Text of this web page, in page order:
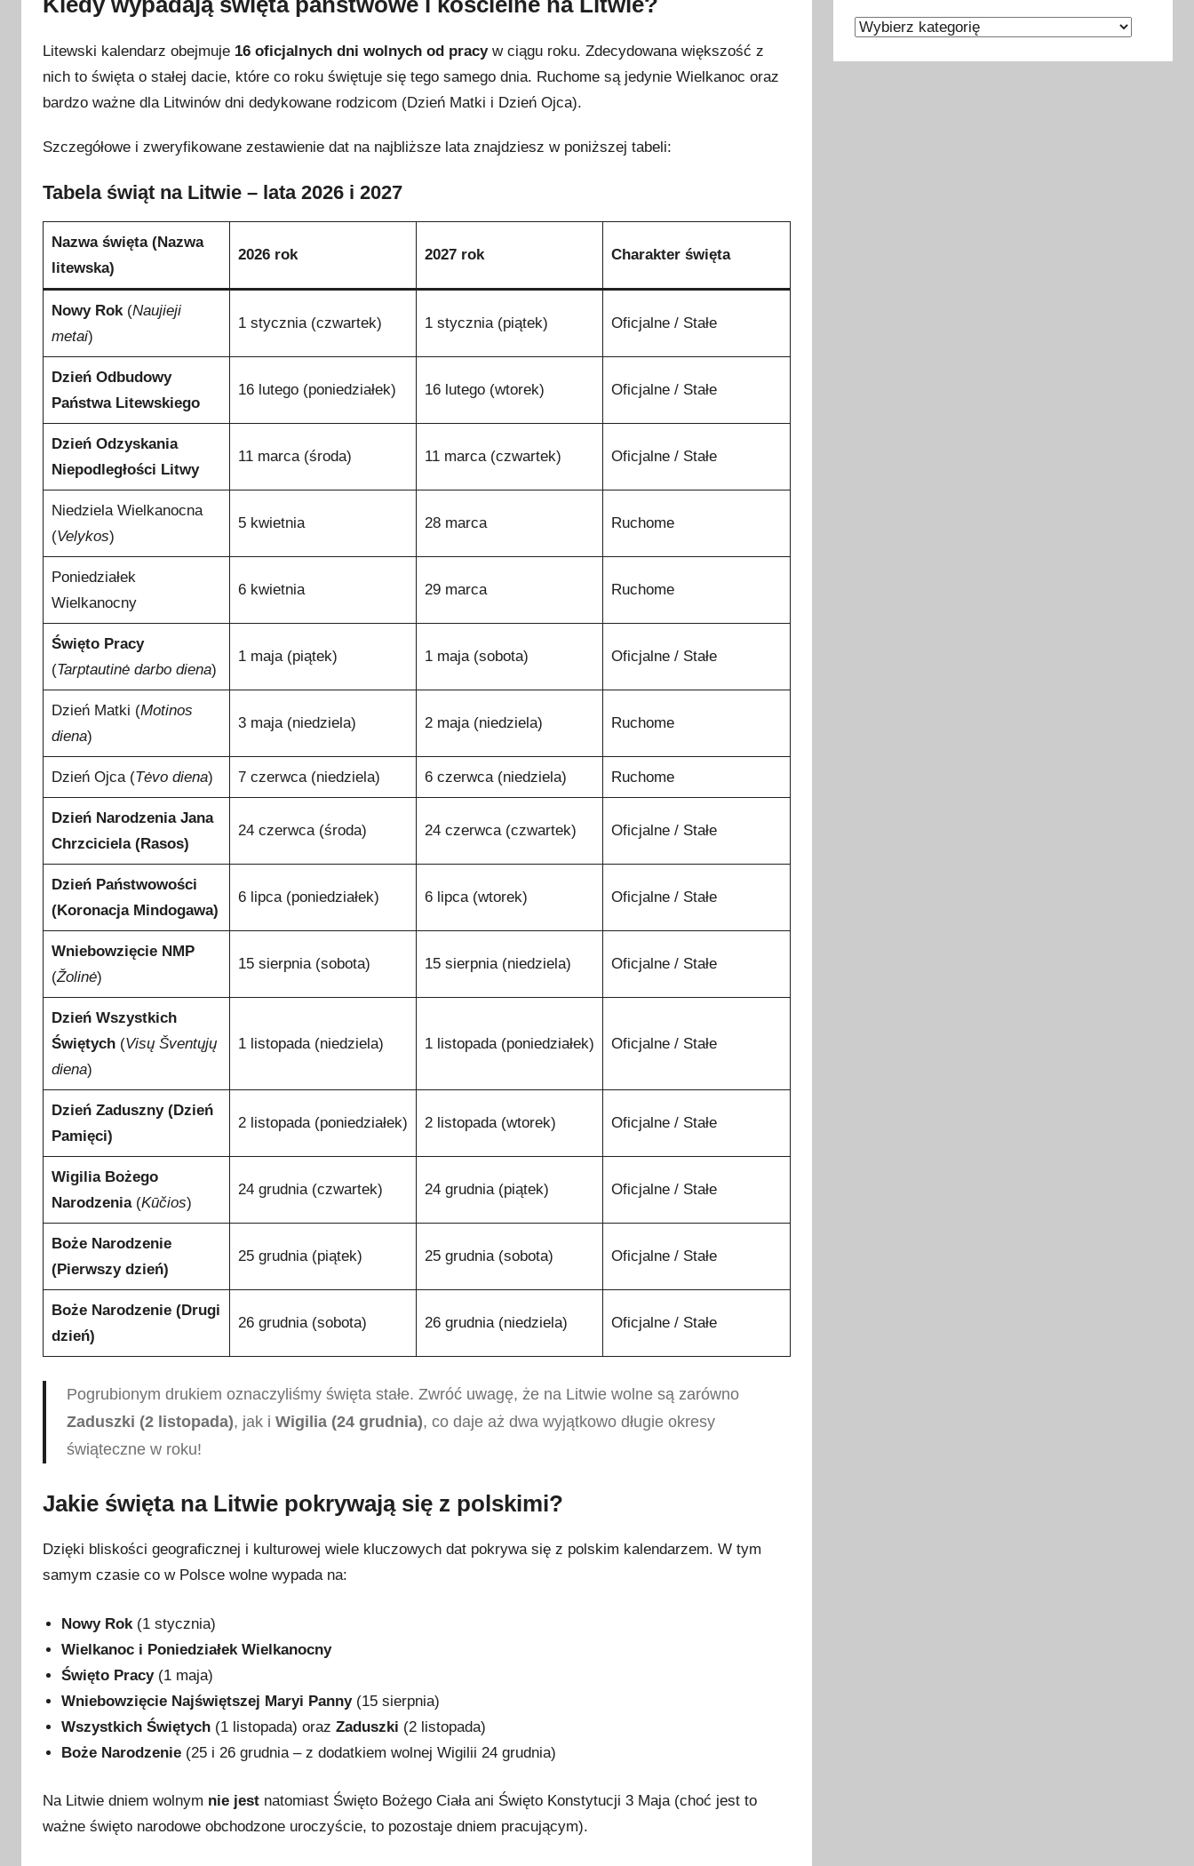
Litewski kalendarz obejmuje 16 oficjalnych dni wolnych od pracyw ciągu roku. Zdecydowana większość z
nich to święta o stałej dacie, które co roku świętuje się tego samego dnia. Ruchome są jedynie Wielkanoc oraz
bardzo ważne dla Litwinów dni dedykowane rodzicom (Dzień Matki i Dzień Ojca).
Szczegółowe i zweryfikowane zestawienie dat na najbliższe lata znajdziesz w poniższej tabeli:
Tabela świąt na Litwie – lata 2026 i 2027
Nazwa święta (Nazwa
litewska)
2026 rok 2027 rok Charakter święta
Nowy Rok(Naujieji
metai)
1 stycznia (czwartek) 1 stycznia (piątek) Oficjalne / Stałe
Dzień Odbudowy
Państwa Litewskiego
16 lutego (poniedziałek) 16 lutego (wtorek) Oficjalne / Stałe
Dzień Odzyskania
Niepodległości Litwy
11 marca (środa) 11 marca (czwartek) Oficjalne / Stałe
Niedziela Wielkanocna
(Velykos)
5 kwietnia 28 marca Ruchome
Poniedziałek
Wielkanocny
6 kwietnia 29 marca Ruchome
Święto Pracy
(Tarptautinė darbo diena)
1 maja (piątek) 1 maja (sobota) Oficjalne / Stałe
Dzień Matki (Motinos
diena)
3 maja (niedziela) 2 maja (niedziela) Ruchome
Dzień Ojca (Tėvo diena) 7 czerwca (niedziela) 6 czerwca (niedziela) Ruchome
Dzień Narodzenia Jana
Chrzciciela (Rasos)
24 czerwca (środa) 24 czerwca (czwartek) Oficjalne / Stałe
Dzień Państwowości
(Koronacja Mindogawa)
6 lipca (poniedziałek) 6 lipca (wtorek) Oficjalne / Stałe
Wniebowzięcie NMP
(Žolinė)
15 sierpnia (sobota) 15 sierpnia (niedziela) Oficjalne / Stałe
Dzień Wszystkich
Świętych(Visų Šventųjų
diena)
1 listopada (niedziela) 1 listopada (poniedziałek) Oficjalne / Stałe
Dzień Zaduszny (Dzień
Pamięci)
2 listopada (poniedziałek) 2 listopada (wtorek) Oficjalne / Stałe
Wigilia Bożego
Narodzenia(Kūčios)
24 grudnia (czwartek) 24 grudnia (piątek) Oficjalne / Stałe
Boże Narodzenie
(Pierwszy dzień)
25 grudnia (piątek) 25 grudnia (sobota) Oficjalne / Stałe
Boże Narodzenie (Drugi
dzień)
26 grudnia (sobota) 26 grudnia (niedziela) Oficjalne / Stałe
Pogrubionym drukiem oznaczyliśmy święta stałe. Zwróć uwagę, że na Litwie wolne są zarówno
Zaduszki (2 listopada), jak i Wigilia (24 grudnia), co daje aż dwa wyjątkowo długie okresy
świąteczne w roku!
Jakie święta na Litwie pokrywają się z polskimi?
Dzięki bliskości geograficznej i kulturowej wiele kluczowych dat pokrywa się z polskim kalendarzem. W tym
samym czasie co w Polsce wolne wypada na:
Nowy Rok (1 stycznia)
Wielkanoc i Poniedziałek Wielkanocny
Święto Pracy(1 maja)
Wniebowzięcie Najświętszej Maryi Panny(15 sierpnia)
Wszystkich Świętych (1 listopada) orazZaduszki (2 listopada)
Boże Narodzenie (25 i 26 grudnia – z dodatkiem wolnej Wigilii 24 grudnia)
Na Litwie dniem wolnym nie jest natomiast Święto Bożego Ciała ani Święto Konstytucji 3 Maja (choć jest to
ważne święto narodowe obchodzone uroczyście, to pozostaje dniem pracującym).
Kategorie